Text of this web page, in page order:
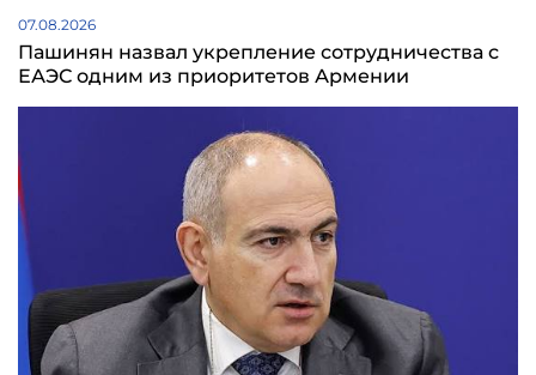
07.08.2026
Пашинян назвал укрепление сотрудничества с
ЕАЭС одним из приоритетов Армении